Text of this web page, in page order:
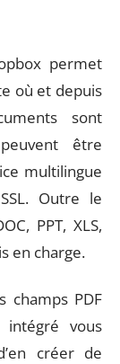
permet
où et depuis
sont
être
multilingue
Outre le
PPT, XLS,
en charge.
champs PDF
intégré vous
créer de